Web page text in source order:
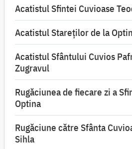
Acatistul Sfintei Cuvioase
Acatistul Stareţilor de la
Acatistul Sfântului Cuvios
Zugravul
Rugăciunea de fiecare zi a
Optina
Rugăciune către Sfânta
Sihla